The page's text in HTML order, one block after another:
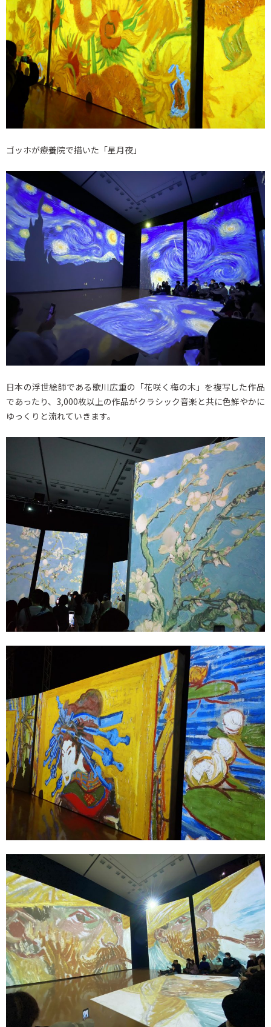
ゴッホが療養院で描いた「星月夜」
日本の浮世絵師である歌川広重の「花咲く梅の木」を複写した作品
であったり、3,000枚以上の作品がクラシック音楽と共に色鮮やかに
ゆっくりと流れていきます。